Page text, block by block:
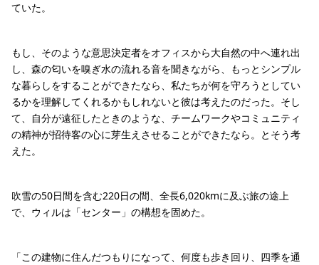
ていた。
もし、そのような意思決定者をオフィスから大自然の中へ連れ出
し、森の匂いを嗅ぎ水の流れる音を聞きながら、もっとシンプル
な暮らしをすることができたなら、私たちが何を守ろうとしてい
るかを理解してくれるかもしれないと彼は考えたのだった。そし
て、自分が遠征したときのような、チームワークやコミュニティ
の精神が招待客の心に芽生えさせることができたなら。とそう考
えた。
吹雪の50日間を含む220日の間、全長6,020kmに及ぶ旅の途上
で、ウィルは「センター」の構想を固めた。
「この建物に住んだつもりになって、何度も歩き回り、四季を通